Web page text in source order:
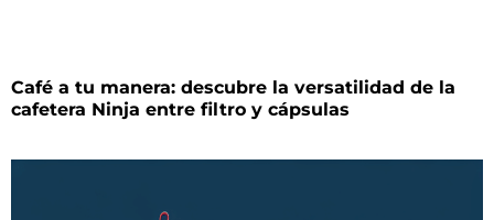
Café a tu manera: descubre la versatilidad de la
cafetera Ninja entre filtro y cápsulas